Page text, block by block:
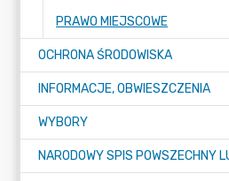
PRAWO MIEJSCOWE
OCHRONA ŚRODOWISKA
INFORMACJE, OBWIESZCZENIA
WYBORY